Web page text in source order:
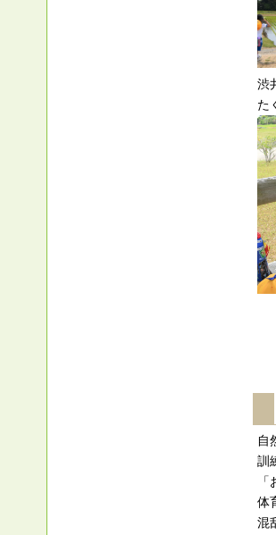
渋
た
自
訓
体
混